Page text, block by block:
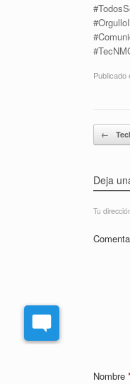
Publicado
←
Deja
Tu
Nombre